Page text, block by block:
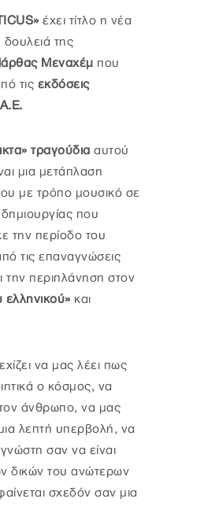
έχει τίτλο η νέα
δουλειά της
Μεναχέμ που
τις εκδόσεις
τραγούδια αυτού
μια μετάπλαση
με τρόπο μουσικό σε
που
την περίοδο του
τις επαναγνώσεις
την περιπλάνηση στον
και
να μας λέει πως
ο κόσμος, να
τον άνθρωπο, να μας
λεπτή υπερβολή, να
σαν να είναι
δικών του ανώτερων
σχεδόν σαν μια